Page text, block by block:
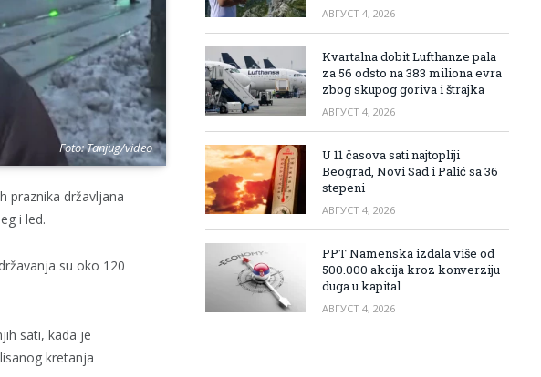
Foto: Tanjug/video
praznika državljana
i led.
su oko 120
sati, kada je
kretanja
АВГУСТ 4, 2026
Kvartalna dobit Lufthanze pala
za 56 odsto na 383 miliona evra
zbog skupog goriva i štrajka
АВГУСТ 4, 2026
U 11 časova sati najtopliji
Beograd, Novi Sad i Palić sa 36
stepeni
АВГУСТ 4, 2026
PPT Namenska izdala više od
500.000 akcija kroz konverziju
duga u kapital
АВГУСТ 4, 2026